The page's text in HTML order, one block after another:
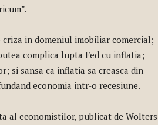
in domeniul imobiliar comercial;
complica lupta Fed cu inflatia;
sansa ca inflatia sa creasca din
economia intr-o recesiune.
al economistilor, publicat de Wolters